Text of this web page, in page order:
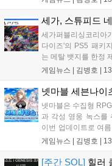
임인 아라드 수족관
세 정보는 공식 홈페
세가, 스튜피드
세가퍼블리싱코리아
다이즈'의 PS5 패키
는 메탈 뱃지를 한정
로 정식 출시된다. 좀
럭스판 등 다양한 에
게임뉴스 | 김병호
넷마블 세븐나이
넷마블은 수집형
과 각성 영웅 녹스를
이번 업데이트로 여
며, 7일간 출석 시 수
이벤트도 열리며, 강
게임뉴스 | 김병호
[주간 SOL] 힐러